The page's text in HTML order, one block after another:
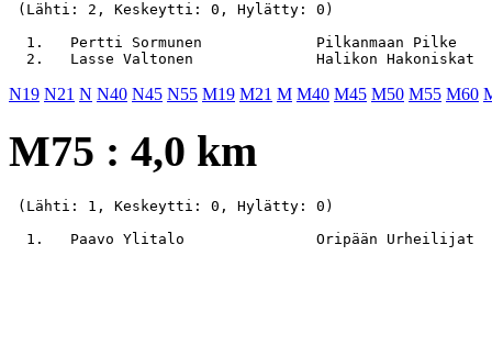
(Lähti: 2, Keskeytti: 0, Hylätty: 0)
1.   Pertti Sormunen             Pilkanmaan Pilke
N19 N21 N N40 N45 N55 M19 M21 M M40 M45 M50 M55 M60
M75 : 4,0 km
(Lähti: 1, Keskeytti: 0, Hylätty: 0)